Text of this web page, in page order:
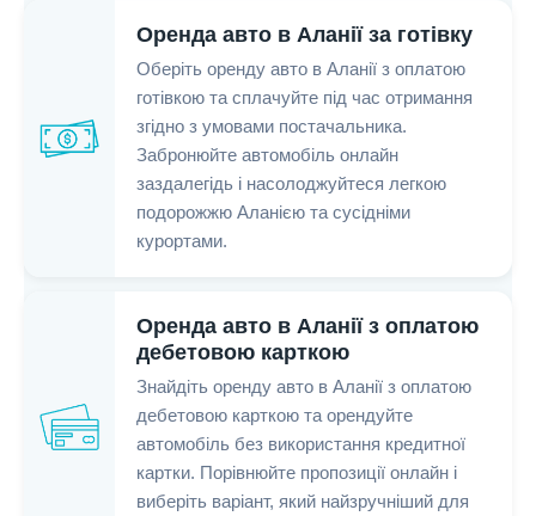
Оренда авто в Аланії за готівку
Оберіть оренду авто в Аланії з оплатою
готівкою та сплачуйте під час отримання
згідно з умовами постачальника.
Забронюйте автомобіль онлайн
заздалегідь і насолоджуйтеся легкою
подорожжю Аланією та сусідніми
курортами.
Оренда авто в Аланії з оплатою
дебетовою карткою
Знайдіть оренду авто в Аланії з оплатою
дебетовою карткою та орендуйте
автомобіль без використання кредитної
картки. Порівнюйте пропозиції онлайн і
виберіть варіант, який найзручніший для